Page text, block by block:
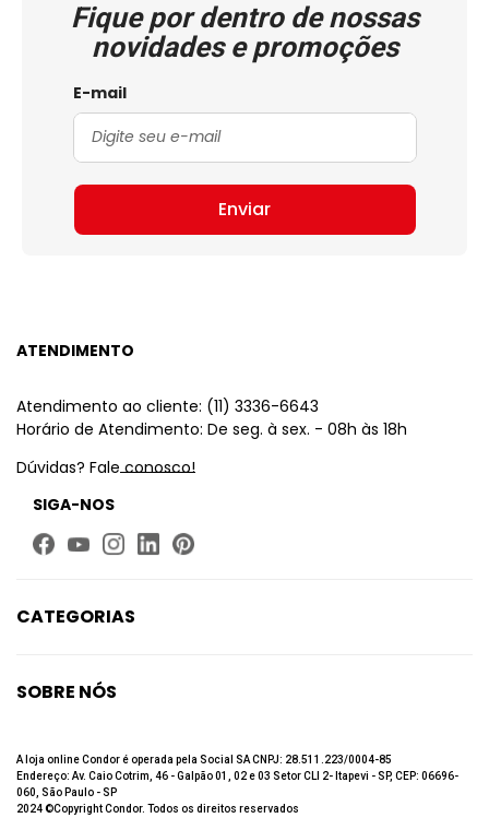
Fique por dentro de nossas
novidades e promoções
E-mail
Enviar
ATENDIMENTO
Atendimento ao cliente: (11) 3336-6643
Horário de Atendimento: De seg. à sex. - 08h às 18h
Dúvidas? Fale conosco!
SIGA-NOS
CATEGORIAS
Higiene Bucal
SOBRE NÓS
Fale Conosco
Trabalhe Conosco
A loja online Condor é operada pela Social SA CNPJ: 28.511.223/0004-85
Endereço: Av. Caio Cotrim, 46 - Galpão 01, 02 e 03 Setor CLI 2- Itapevi - SP, CEP: 06696-
060, São Paulo - SP
2024 ©Copyright Condor. Todos os direitos reservados